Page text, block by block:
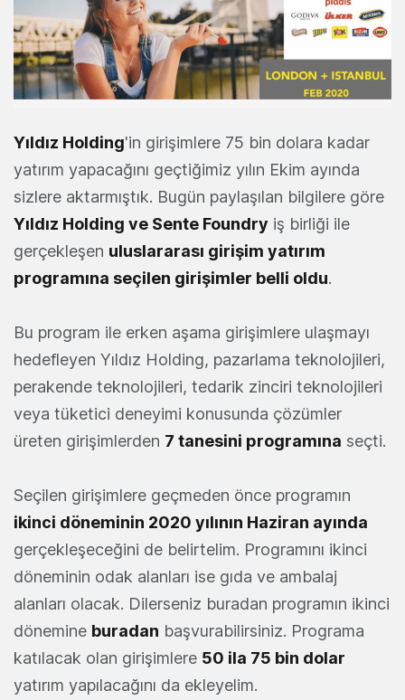
Yıldız Holding'in girişimlere 75 bin dolara kadar
yatırım yapacağını geçtiğimiz yılın Ekim ayında
sizlere aktarmıştık. Bugün paylaşılan bilgilere göre
Yıldız Holding ve Sente Foundry iş birliği ile
gerçekleşen uluslararası girişim yatırım
programına seçilen girişimler belli oldu.
Bu program ile erken aşama girişimlere ulaşmayı
hedefleyen Yıldız Holding, pazarlama teknolojileri,
perakende teknolojileri, tedarik zinciri teknolojileri
veya tüketici deneyimi konusunda çözümler
üreten girişimlerden 7 tanesini programına seçti.
Seçilen girişimlere geçmeden önce programın
ikinci döneminin 2020 yılının Haziran ayında
gerçekleşeceğini de belirtelim. Programını ikinci
döneminin odak alanları ise gıda ve ambalaj
alanları olacak. Dilerseniz buradan programın ikinci
dönemine buradan başvurabilirsiniz. Programa
katılacak olan girişimlere 50 ila 75 bin dolar
yatırım yapılacağını da ekleyelim.